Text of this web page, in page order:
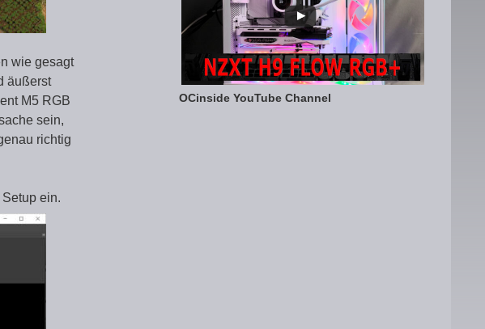
wie gesagt
äußerst
M5 RGB
sein,
richtig
ein.
OCinside YouTube Channel